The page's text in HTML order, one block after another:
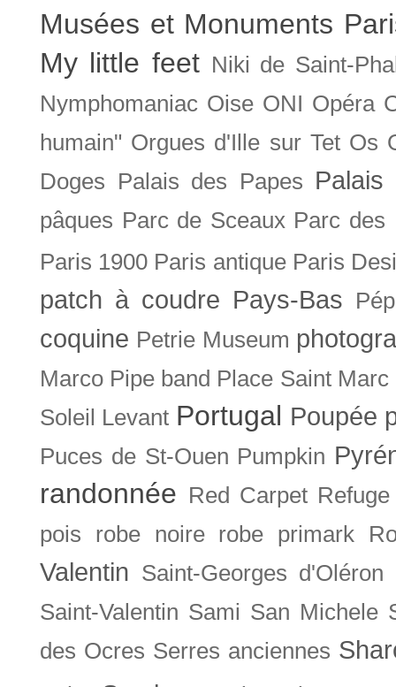
Musées et Monuments
My little feet Niki de Saint-
Nymphomaniac Oise ONI Opéra
humain" Orgues d'Ille sur Tet Os
Doges
Palais des Papes Palais
pâques Parc de Sceaux Parc des
Paris 1900 Paris antique Paris
patch à coudre Pays-Bas
coquine Petrie Museum
Marco Pipe band Place Saint Marc
Soleil Levant Portugal Poupée
Puces de St-Ouen Pumpkin
randonnée Red Carpet Refuge
pois
robe noire robe primark
Valentin Saint-Georges d'Oléron
Saint-Valentin Sami San Michele
des Ocres Serres anciennes